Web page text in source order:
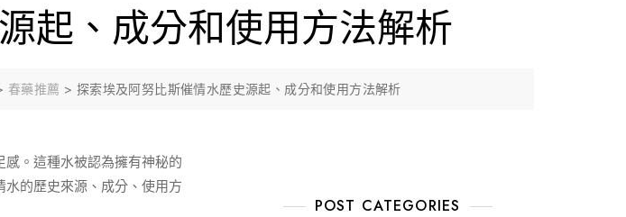
起、成分和使用方法解析
春藥推薦 > 探索埃及阿努比斯催情水歷史源起、成分和使用方法解析
。這種水被認為擁有神秘的
的歷史來源、成分、使用方
POST CATEGORIES